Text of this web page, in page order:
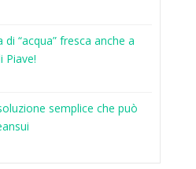
di “acqua” fresca anche a
Piave!
semplice che può